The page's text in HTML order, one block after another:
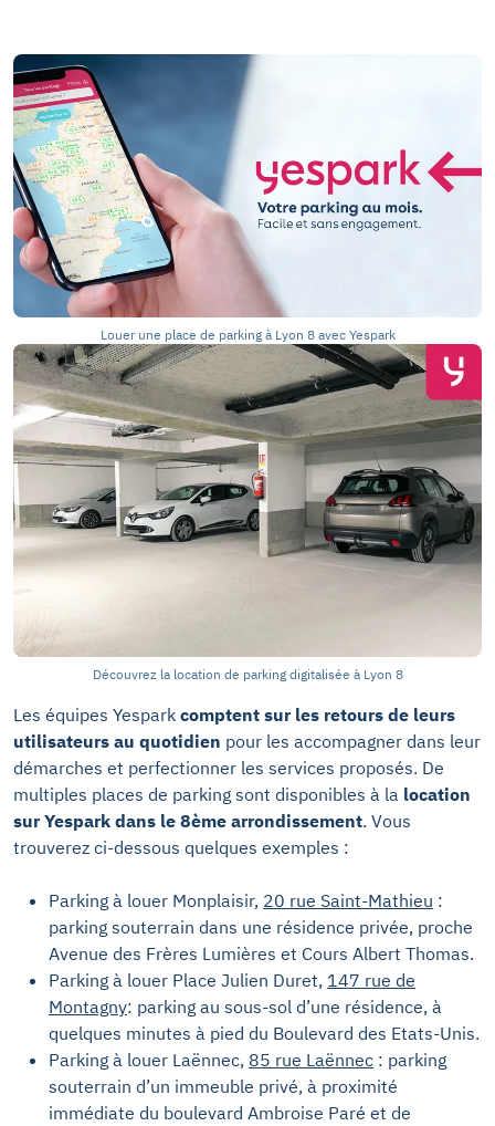
Louer une place de parking à Lyon 8 avec Yespark
Découvrez la location de parking digitalisée à Lyon 8
Les équipes Yespark comptent sur les retours de leurs
utilisateurs au quotidien pour les accompagner dans leur
démarches et perfectionner les services proposés. De
multiples places de parking sont disponibles à la location
sur Yespark dans le 8ème arrondissement. Vous
trouverez ci-dessous quelques exemples :
Parking à louer Monplaisir, 20 rue Saint-Mathieu :
parking souterrain dans une résidence privée, proche
Avenue des Frères Lumières et Cours Albert Thomas.
Parking à louer Place Julien Duret, 147 rue de
Montagny: parking au sous-sol d’une résidence, à
quelques minutes à pied du Boulevard des Etats-Unis.
Parking à louer Laënnec, 85 rue Laënnec : parking
souterrain d’un immeuble privé, à proximité
immédiate du boulevard Ambroise Paré et de